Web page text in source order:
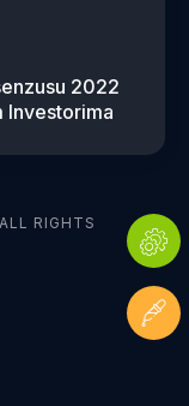
2022
Investorima
RIGHTS